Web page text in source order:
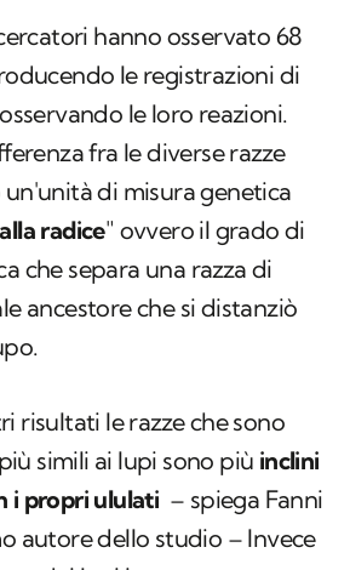
hanno osservato 68
le registrazioni di
le loro reazioni.
fra le diverse razze
di misura genetica
radice" ovvero il grado di
che separa una razza di
ancestore che si distanziò
risultati le razze che sono
simili ai lupi sono più inclini
i propri ululati – spiega Fanni
autore dello studio – Invece